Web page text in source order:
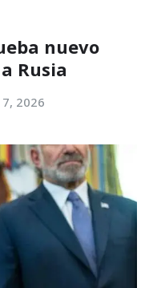
nuevo
Rusia
2026